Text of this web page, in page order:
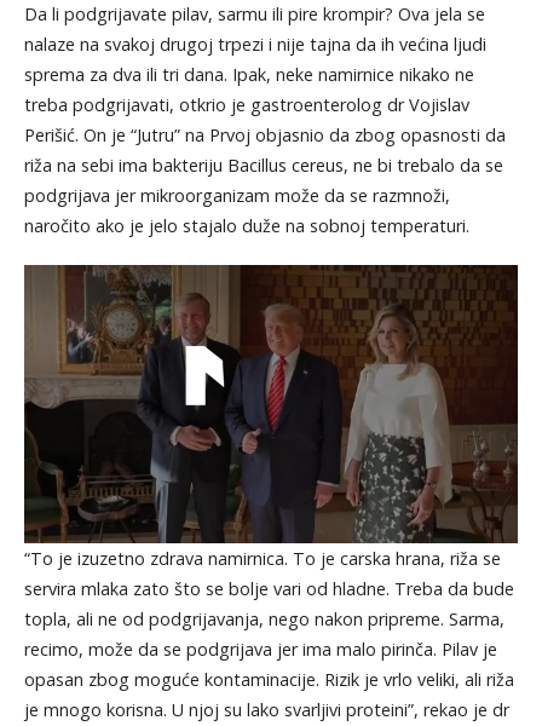
Da li podgrijavate pilav, sarmu ili pire krompir? Ova jela se
nalaze na svakoj drugoj trpezi i nije tajna da ih većina ljudi
sprema za dva ili tri dana. Ipak, neke namirnice nikako ne
treba podgrijavati, otkrio je gastroenterolog dr Vojislav
Perišić. On je “Jutru” na Prvoj objasnio da zbog opasnosti da
riža na sebi ima bakteriju Bacillus cereus, ne bi trebalo da se
podgrijava jer mikroorganizam može da se razmnoži,
naročito ako je jelo stajalo duže na sobnoj temperaturi.
“To je izuzetno zdrava namirnica. To je carska hrana, riža se
servira mlaka zato što se bolje vari od hladne. Treba da bude
topla, ali ne od podgrijavanja, nego nakon pripreme. Sarma,
recimo, može da se podgrijava jer ima malo pirinča. Pilav je
opasan zbog moguće kontaminacije. Rizik je vrlo veliki, ali riža
je mnogo korisna. U njoj su lako svarljivi proteini”, rekao je dr